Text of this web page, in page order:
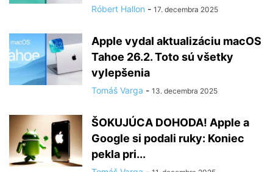
Róbert Hallon - 17. decembra 2025
Apple vydal aktualizáciu macOS
Tahoe 26.2. Toto sú všetky
vylepšenia
Tomáš Varga - 13. decembra 2025
ŠOKUJÚCA DOHODA! Apple a
Google si podali ruky: Koniec
pekla pri...